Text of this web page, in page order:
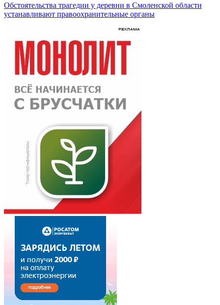
Обстоятельства трагедии у деревни в Смоленской области
устанавливают правоохранительные органы